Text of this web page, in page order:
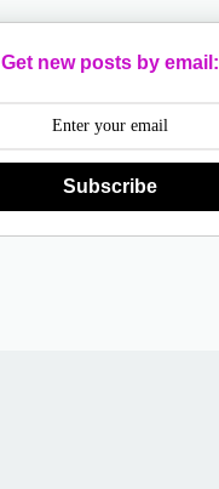
Get new posts by email:
Subscribe